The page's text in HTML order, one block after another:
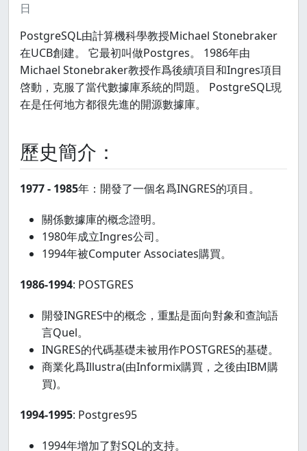
日
PostgreSQL由計算機科學教授Michael Stonebraker
在UCB創建。 它最初叫做Postgres。 1986年由
Michael Stonebraker教授作爲後續項目和Ingres項目
啓動，克服了當代數據庫系統的問題。 PostgreSQL現
在是任何地方都很先進的開源數據庫。
歷史簡介：
1977 - 1985年：開發了一個名爲INGRES的項目。
關係數據庫的概念證明。
1980年成立Ingres公司。
1994年被Computer Associates購買。
1986-1994: POSTGRES
開發INGRES中的概念，重點是面向對象和查詢語
言Quel。
INGRES的代碼基礎未被用作POSTGRES的基礎。
商業化爲Illustra(由Informix購買，之後由IBM購
買)。
1994-1995: Postgres95
1994年增加了對SQL的支持。